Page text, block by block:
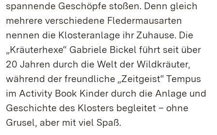
spannende Geschöpfe stoßen. Denn gleich
mehrere verschiedene Fledermausarten
nennen die Klosteranlage ihr Zuhause. Die
„Kräuterhexe“ Gabriele Bickel führt seit über
20 Jahren durch die Welt der Wildkräuter,
während der freundliche „Zeitgeist“ Tempus
im Activity Book Kinder durch die Anlage und
Geschichte des Klosters begleitet – ohne
Grusel, aber mit viel Spaß.